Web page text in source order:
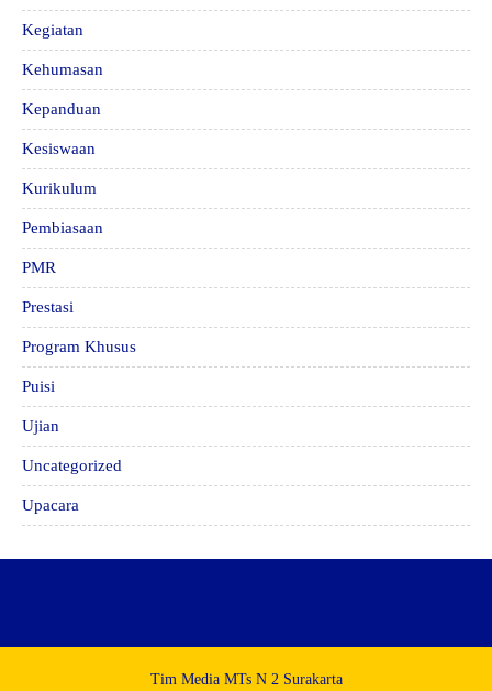
Kegiatan
Kehumasan
Kepanduan
Kesiswaan
Kurikulum
Pembiasaan
PMR
Prestasi
Program Khusus
Puisi
Ujian
Uncategorized
Upacara
Tim Media MTs N 2 Surakarta